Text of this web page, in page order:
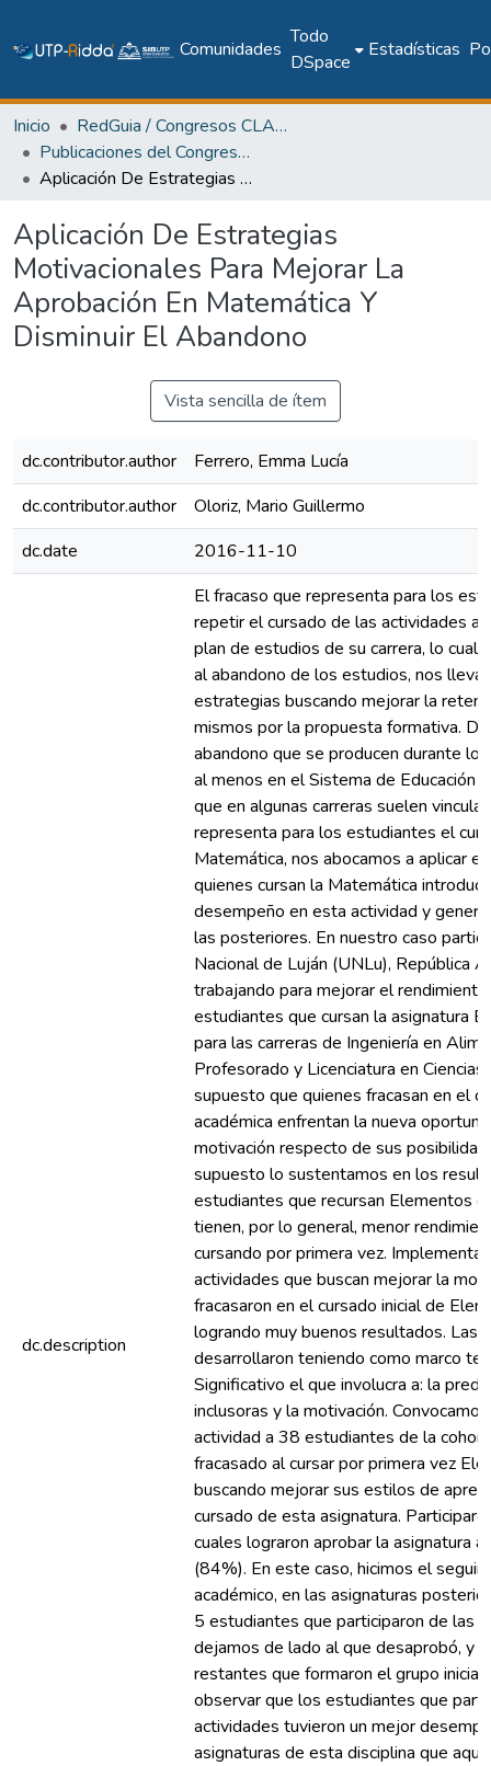
Comunidades
Todo
DSpace
Estadísticas
Inicio
RedGuia / Congresos CLABES
Publicaciones del Congreso Internacional CLABES
Aplicación De Estrategias Motivacionales Para Mejorar La Aprobación En Matemática Y Disminuir El Abandono
Aplicación De Estrategias
Motivacionales Para Mejorar La
Aprobación En Matemática Y
Disminuir El Abandono
Vista sencilla de ítem
dc.contributor.author
Ferrero, Emma Lucía
dc.contributor.author
Oloriz, Mario Guillermo
dc.date
2016-11-10
dc.description
El fracaso que representa para los
repetir el cursado de las actividades
plan de estudios de su carrera, lo cual
al abandono de los estudios, nos lleva
estrategias buscando mejorar la
mismos por la propuesta formativa.
abandono que se producen durante
al menos en el Sistema de Educación
que en algunas carreras suelen
representa para los estudiantes el
Matemática, nos abocamos a aplicar
quienes cursan la Matemática
desempeño en esta actividad y
las posteriores. En nuestro caso
Nacional de Luján (UNLu), República
trabajando para mejorar el
estudiantes que cursan la asignatura
para las carreras de Ingeniería en
Profesorado y Licenciatura en
supuesto que quienes fracasan en el
académica enfrentan la nueva
motivación respecto de sus
supuesto lo sustentamos en los
estudiantes que recursan Elementos
tienen, por lo general, menor
cursando por primera vez.
actividades que buscan mejorar la
fracasaron en el cursado inicial de
logrando muy buenos resultados. Las
desarrollaron teniendo como marco
Significativo el que involucra a: la
inclusoras y la motivación.
actividad a 38 estudiantes de la
fracasado al cursar por primera vez
buscando mejorar sus estilos de
cursado de esta asignatura.
cuales lograron aprobar la asignatura
(84%). En este caso, hicimos el
académico, en las asignaturas
5 estudiantes que participaron de las
dejamos de lado al que desaprobó, y
restantes que formaron el grupo
observar que los estudiantes que
actividades tuvieron un mejor
asignaturas de esta disciplina que